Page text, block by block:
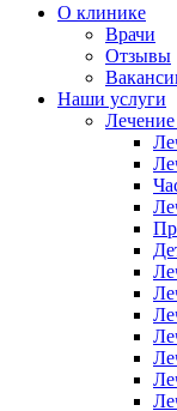
О клинике
Врачи
Отзывы
Наши услуги
Лечение